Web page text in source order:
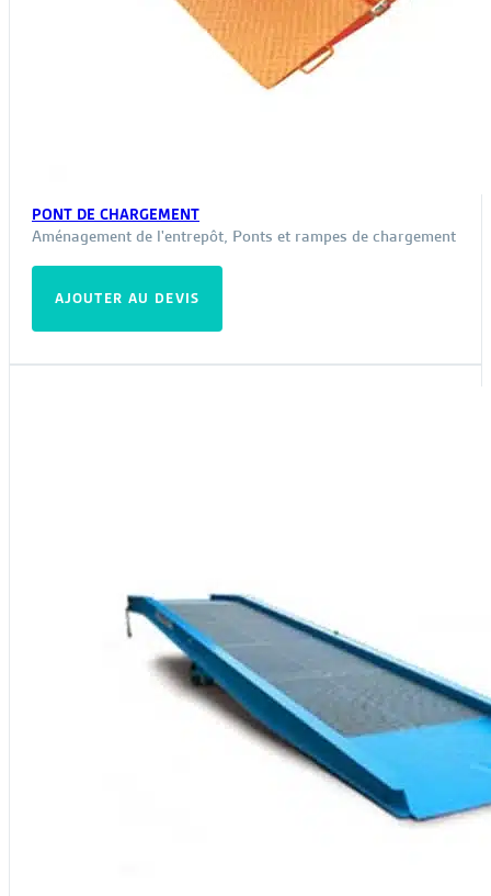
PONT DE CHARGEMENT
Aménagement de l'entrepôt, Ponts et rampes de chargement
AJOUTER AU DEVIS